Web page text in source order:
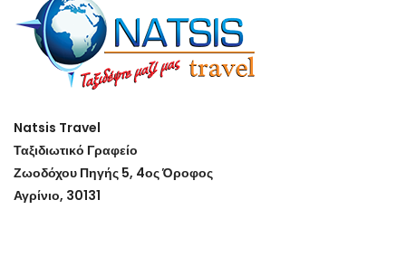
Natsis Travel
Ταξιδιωτικό Γραφείο
Ζωοδόχου Πηγής 5, 4ος Όροφος
Αγρίνιο, 30131